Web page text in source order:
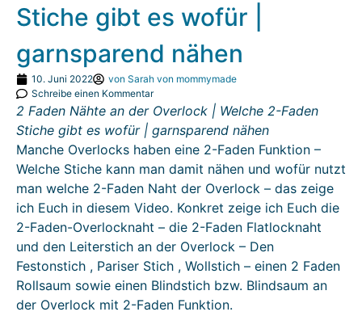
Stiche gibt es wofür |
garnsparend nähen
10. Juni 2022 von Sarah von mommymade
Schreibe einen Kommentar
2 Faden Nähte an der Overlock | Welche 2-Faden
Stiche gibt es wofür | garnsparend nähen
Manche Overlocks haben eine 2-Faden Funktion –
Welche Stiche kann man damit nähen und wofür nutzt
man welche 2-Faden Naht der Overlock – das zeige
ich Euch in diesem Video. Konkret zeige ich Euch die
2-Faden-Overlocknaht – die 2-Faden Flatlocknaht
und den Leiterstich an der Overlock – Den
Festonstich , Pariser Stich , Wollstich – einen 2 Faden
Rollsaum sowie einen Blindstich bzw. Blindsaum an
der Overlock mit 2-Faden Funktion.